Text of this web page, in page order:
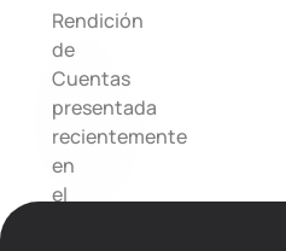
Rendición
de
Cuentas
presentada
recientemente
en
el